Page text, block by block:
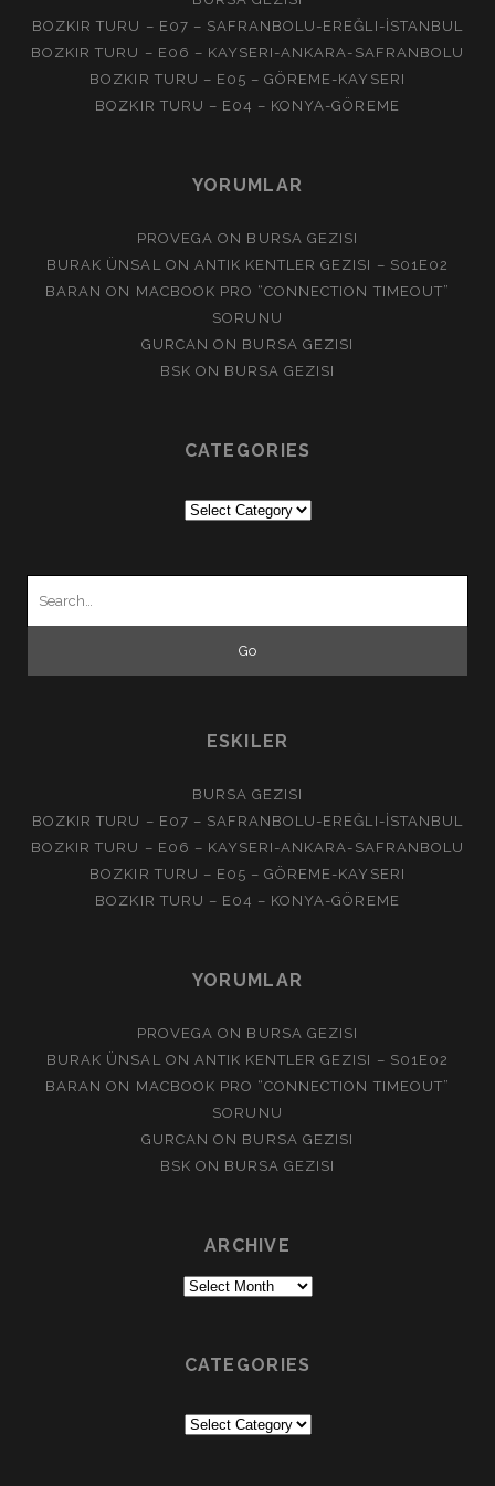
BOZKIR TURU – E07 – SAFRANBOLU-EREĞLI-İSTANBUL
BOZKIR TURU – E06 – KAYSERI-ANKARA-SAFRANBOLU
BOZKIR TURU – E05 – GÖREME-KAYSERI
BOZKIR TURU – E04 – KONYA-GÖREME
YORUMLAR
PROVEGA ON BURSA GEZISI
BURAK ÜNSALON ANTIK KENTLER GEZISI – S01E02
BARAN ON MACBOOK PRO “CONNECTION TIMEOUT”
SORUNU
GURCAN ON BURSA GEZISI
BSK ON BURSA GEZISI
CATEGORIES
ESKILER
BURSA GEZISI
BOZKIR TURU – E07 – SAFRANBOLU-EREĞLI-İSTANBUL
BOZKIR TURU – E06 – KAYSERI-ANKARA-SAFRANBOLU
BOZKIR TURU – E05 – GÖREME-KAYSERI
BOZKIR TURU – E04 – KONYA-GÖREME
YORUMLAR
PROVEGA ON BURSA GEZISI
BURAK ÜNSALON ANTIK KENTLER GEZISI – S01E02
BARAN ON MACBOOK PRO “CONNECTION TIMEOUT”
SORUNU
GURCAN ON BURSA GEZISI
BSK ON BURSA GEZISI
ARCHIVE
Archive
CATEGORIES